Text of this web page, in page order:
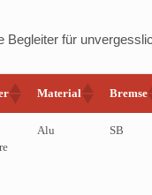
Begleiter für
Material Bremse
Alu SB